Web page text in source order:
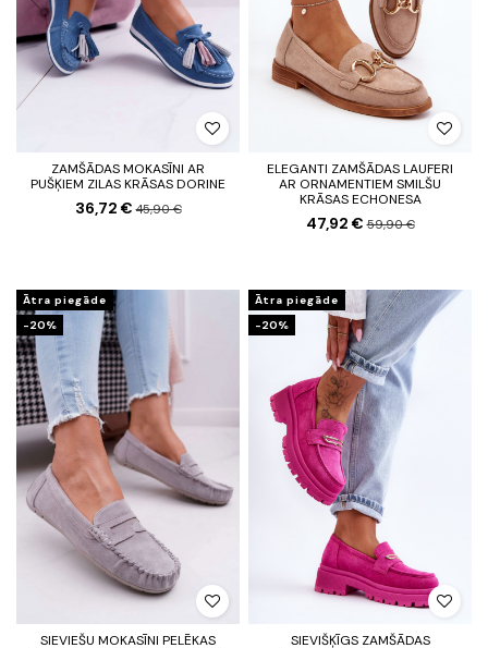
ZAMŠĀDAS MOKASĪNI AR
PUŠĶIEM ZILAS KRĀSAS DORINE
36,72 €45,90 €
ELEGANTI ZAMŠĀDAS LAUFERI
AR ORNAMENTIEM SMILŠU
KRĀSAS ECHONESA
47,92 €59,90 €
Ātra piegāde
-20%
SIEVIEŠU MOKASĪNI PELĒKAS
Ātra piegāde
-20%
SIEVIŠĶĪGS ZAMŠĀDAS